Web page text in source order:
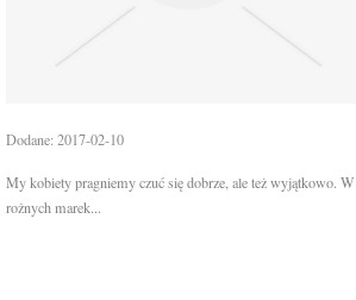
Dodane: 2017-02-10
My kobiety pragniemy czuć się dobrze, ale też wyjątkowo.
rożnych marek...